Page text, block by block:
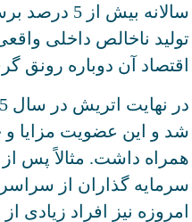
سالانه بیش
اقتصاد آن دوباره رونق
شد و این عضویت مزایا
همراه داشت. مثالاً پس
سرمایه گذاران از
امروزه نیز افراد زیادی